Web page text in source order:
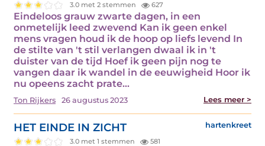
3.0 met 2 stemmen 627
Eindeloos grauw zwarte dagen, in een
onmetelijk leed zwevend Kan ik geen enkel
mens vragen houd ik de hoop op liefs levend In
de stilte van 't stil verlangen dwaal ik in 't
duister van de tijd Hoef ik geen pijn nog te
vangen daar ik wandel in de eeuwigheid Hoor ik
nu opeens zacht prate...
Ton Rijkers 26 augustus 2023 Lees meer >
HET EINDE IN ZICHT hartenkreet
3.0 met 1 stemmen 581